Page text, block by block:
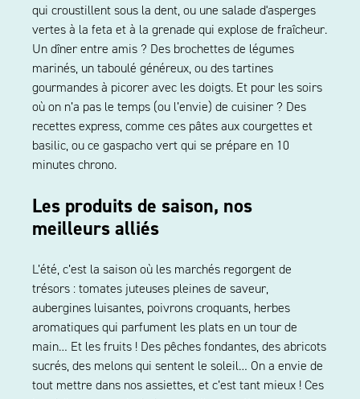
qui croustillent sous la dent, ou une salade d'asperges
vertes à la feta et à la grenade qui explose de fraîcheur.
Un dîner entre amis ? Des brochettes de légumes
marinés, un taboulé généreux, ou des tartines
gourmandes à picorer avec les doigts. Et pour les soirs
où on n’a pas le temps (ou l’envie) de cuisiner ? Des
recettes express, comme ces pâtes aux courgettes et
basilic, ou ce gaspacho vert qui se prépare en 10
minutes chrono.
Les produits de saison, nos
meilleurs alliés
L’été, c’est la saison où les marchés regorgent de
trésors : tomates juteuses pleines de saveur,
aubergines luisantes, poivrons croquants, herbes
aromatiques qui parfument les plats en un tour de
main… Et les fruits ! Des pêches fondantes, des abricots
sucrés, des melons qui sentent le soleil… On a envie de
tout mettre dans nos assiettes, et c’est tant mieux ! Ces